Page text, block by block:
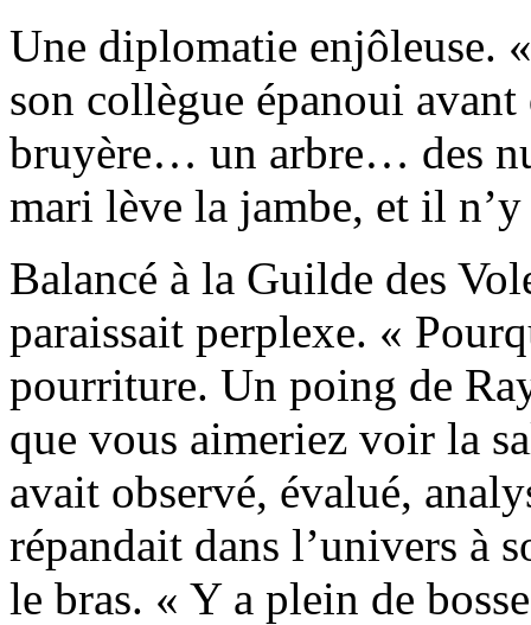
Une diplomatie enjôleuse.
son collègue épanoui
bruyère… un arbre… des
mari lève la jambe, et il
Balancé à la Guilde des
paraissait perplexe. «
pourriture. Un poing de
que vous aimeriez voir la
avait observé, évalué,
répandait dans l’univers à
le bras. « Y a plein de